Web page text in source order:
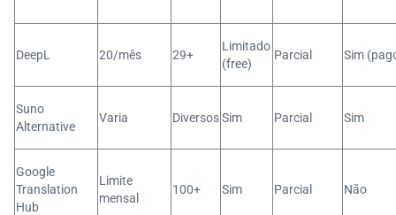
DeepL 20/mês 29+
Limitado
(free)
Parcial Sim
Suno
Alternative
Varia DiversosSim Parcial Sim
Google
Translation
Hub
Limite
mensal
100+ Sim Parcial Não